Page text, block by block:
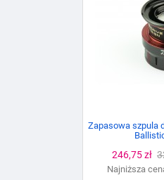
Zapasowa szpula
Cena
246,75 zł
Najniższa